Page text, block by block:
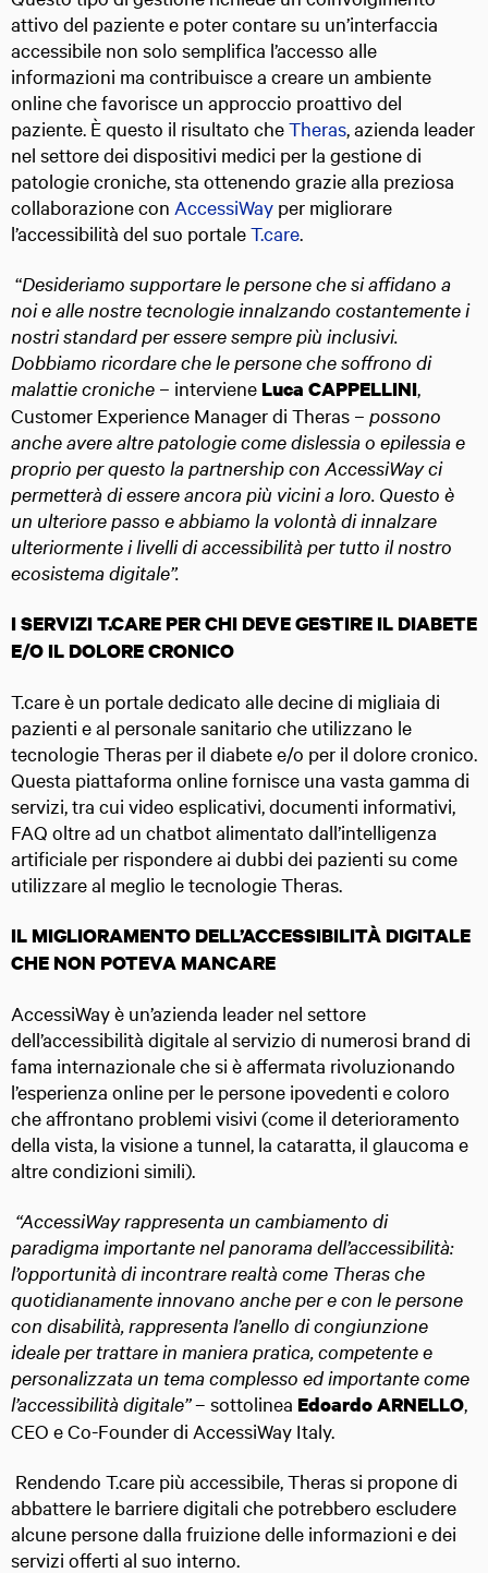
attivo del paziente e poter contare su un’interfaccia
accessibile non solo semplifica l’accesso alle
informazioni ma contribuisce a creare un ambiente
online che favorisce un approccio proattivo del
paziente. È questo il risultato cheTheras , azienda leader
nel settore dei dispositivi medici per la gestione di
patologie croniche, sta ottenendo grazie alla preziosa
collaborazione con AccessiWay per migliorare
l’accessibilità del suo portaleT.care
“Desideriamo supportare le persone che si affidano a
noi e alle nostre tecnologie innalzando costantemente i
nostri standard per essere sempre più inclusivi.
Dobbiamo ricordare che le persone che soffrono di
malattie croniche – interviene Luca CAPPELLINI
Customer Experience Manager di Theras – possono
anche avere altre patologie come dislessia o epilessia e
proprio per questo la partnership con AccessiWay ci
permetterà di essere ancora più vicini a loro. Questo è
un ulteriore passo e abbiamo la volontà di innalzare
ulteriormente i livelli di accessibilità per tutto il nostro
ecosistema digitale”.
I SERVIZI T.CARE PER CHI DEVE GESTIRE IL DIABETE
E/O IL DOLORE CRONICO
T.care è un portale dedicato alle decine di migliaia di
pazienti e al personale sanitario che utilizzano le
tecnologie Theras per il diabete e/o per il dolore cronico.
Questa piattaforma online fornisce una vasta gamma di
servizi, tra cui video esplicativi, documenti informativi,
FAQ oltre ad un chatbot alimentato dall’intelligenza
artificiale per rispondere ai dubbi dei pazienti su come
utilizzare al meglio le tecnologie Theras.
IL MIGLIORAMENTO DELL’ACCESSIBILITÀ DIGITALE
CHE NON POTEVA MANCARE
AccessiWay è un’azienda leader nel settore
dell’accessibilità digitale al servizio di numerosi brand di
fama internazionale che si è affermata rivoluzionando
l’esperienza online per le persone ipovedenti e coloro
che affrontano problemi visivi (come il deterioramento
della vista, la visione a tunnel, la cataratta, il glaucoma e
altre condizioni simili).
“AccessiWay rappresenta un cambiamento di
paradigma importante nel panorama dell’accessibilità:
l’opportunità di incontrare realtà come Theras che
quotidianamente innovano anche per e con le persone
con disabilità, rappresenta l’anello di congiunzione
ideale per trattare in maniera pratica, competente e
personalizzata un tema complesso ed importante come
l’accessibilità digitale”– sottolinea Edoardo ARNELLO
CEO e Co-Founder di AccessiWay Italy.
Rendendo T.care più accessibile, Theras si propone di
abbattere le barriere digitali che potrebbero escludere
alcune persone dalla fruizione delle informazioni e dei
servizi offerti al suo interno.